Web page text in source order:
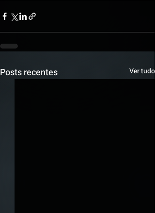
Posts recentes Ver tudo